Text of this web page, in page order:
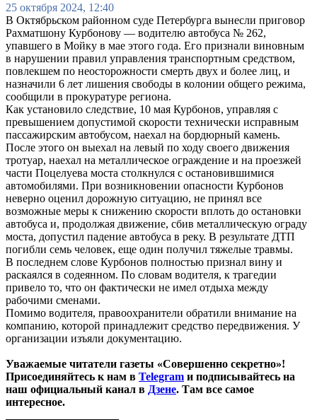
25 октября 2024, 12:40
В Октябрьском районном суде Петербурга вынесли приговор
Рахматшону Курбонову — водителю автобуса № 262,
упавшего в Мойку в мае этого года. Его признали виновным
в нарушении правил управления транспортным средством,
повлекшем по неосторожности смерть двух и более лиц, и
назначили 6 лет лишения свободы в колонии общего режима,
сообщили в прокуратуре региона.
Как установило следствие, 10 мая Курбонов, управляя с
превышением допустимой скорости технически исправным
пассажирским автобусом, наехал на бордюрный камень.
После этого он выехал на левый по ходу своего движения
тротуар, наехал на металлическое ограждение и на проезжей
части Поцелуева моста столкнулся с остановившимися
автомобилями. При возникновении опасности Курбонов
неверно оценил дорожную ситуацию, не принял все
возможные меры к снижению скорости вплоть до остановки
автобуса и, продолжая движение, сбив металлическую ограду
моста, допустил падение автобуса в реку. В результате ДТП
погибли семь человек, еще один получил тяжелые травмы.
В последнем слове Курбонов полностью признал вину и
раскаялся в содеянном. По словам водителя, к трагедии
привело то, что он фактически не имел отдыха между
рабочими сменами.
Помимо водителя, правоохранители обратили внимание на
компанию, которой принадлежит средство передвижения. У
организации изъяли документацию.
Уважаемые читатели газеты «Совершенно секретно»!
Присоединяйтесь к нам в Telegram и подписывайтесь на
наш официальный канал в Дзене. Там все самое
интересное.